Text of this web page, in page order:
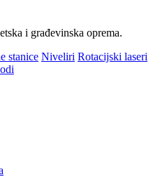
i građevinska oprema.
stanice Niveliri Rotacijski laseri